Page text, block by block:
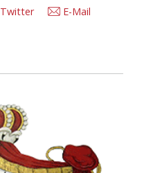
Twitter E-Mail